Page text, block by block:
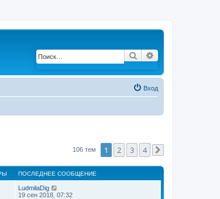
Поиск
Вход
106 тем 1 2 3 4
ПОСЛЕДНЕЕ СООБЩЕНИЕ
LudmilaDig
19 сен 2018, 07:32